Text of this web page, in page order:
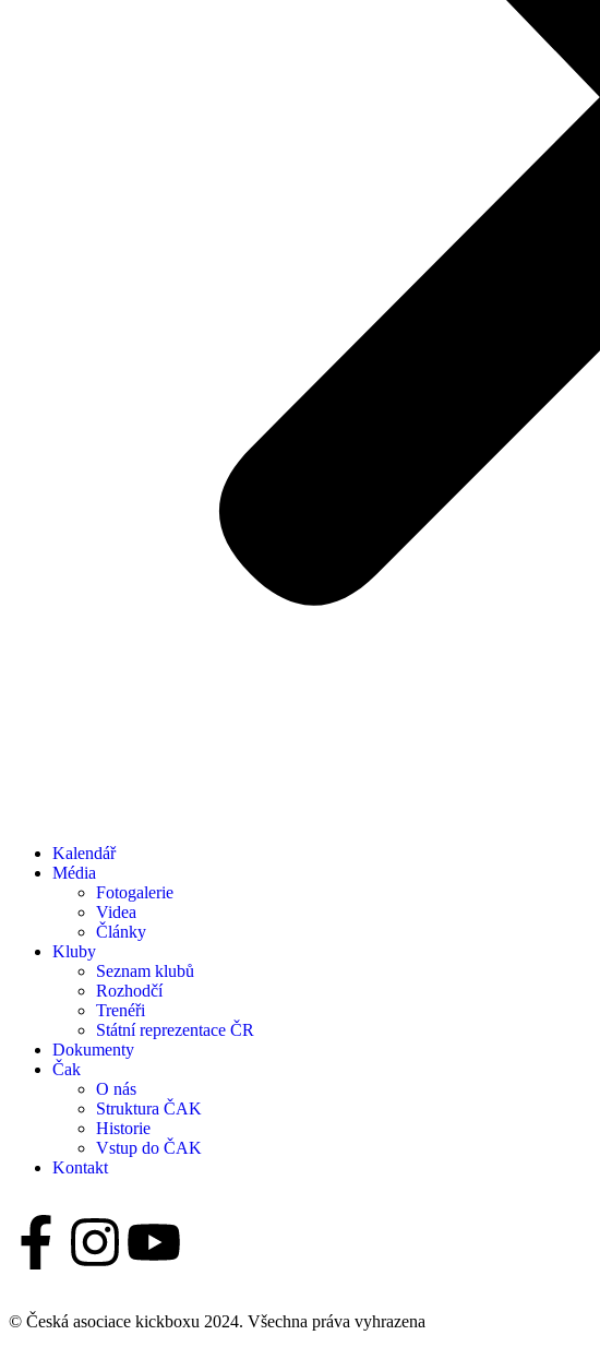
Kalendář
Média
Fotogalerie
Videa
Články
Kluby
Seznam klubů
Rozhodčí
Trenéři
Státní reprezentace ČR
Dokumenty
Čak
O nás
Struktura ČAK
Historie
Vstup do ČAK
Kontakt
© Česká asociace kickboxu 2024. Všechna práva vyhrazena